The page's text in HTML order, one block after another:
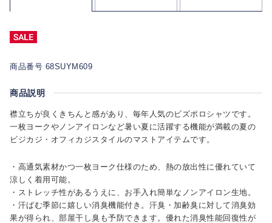
商品番号 68SUYM609
商品説明
襟立ちが良くきちんと感があり、毎年人気のビズポロシャツです。
一枚ヨークやノンアイロンなど暑い夏に活躍する機能が満載の夏の
ビジカジ・オフィカジスタイルのマストアイテムです。
・高通気素材かつ一枚ヨーク仕様のため、熱の放出性に優れていて
涼しく着用可能。
・ストレッチ性があるうえに、お手入れ簡単なノンアイロン生地。
・汗ばむ季節に嬉しい消臭機能付き。汗臭・加齢臭に対して消臭効
果が得られ、部屋干し臭も予防できます。優れた消臭性能回復性が